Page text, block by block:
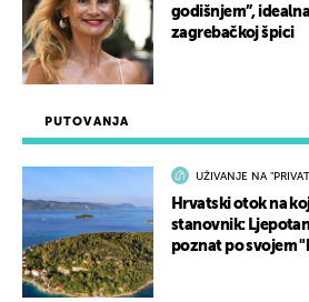
PUTOVANJA
UŽIVANJE NA
Hrvatski otok na
stanovnik:
poznat po svojem
godišnjem”,
zagrebačkoj špici